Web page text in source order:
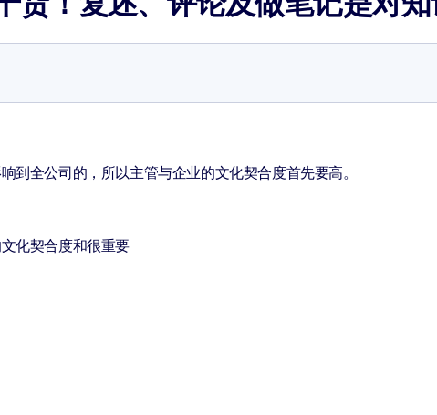
到全公司的，所以主管与企业的文化契合度首先要高。
化契合度和很重要